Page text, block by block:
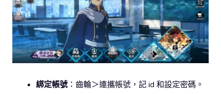
綁定帳號：齒輪＞連攜帳號，記 id 和設定密碼。